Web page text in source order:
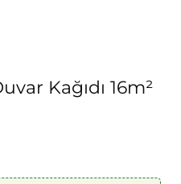
Kağıdı 16m²